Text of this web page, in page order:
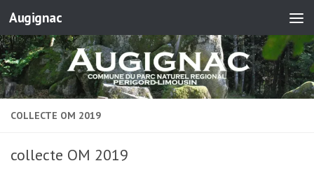
Skip to content
Augignac
COLLECTE OM 2019
collecte OM 2019